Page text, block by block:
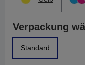
Verpackung
Standard